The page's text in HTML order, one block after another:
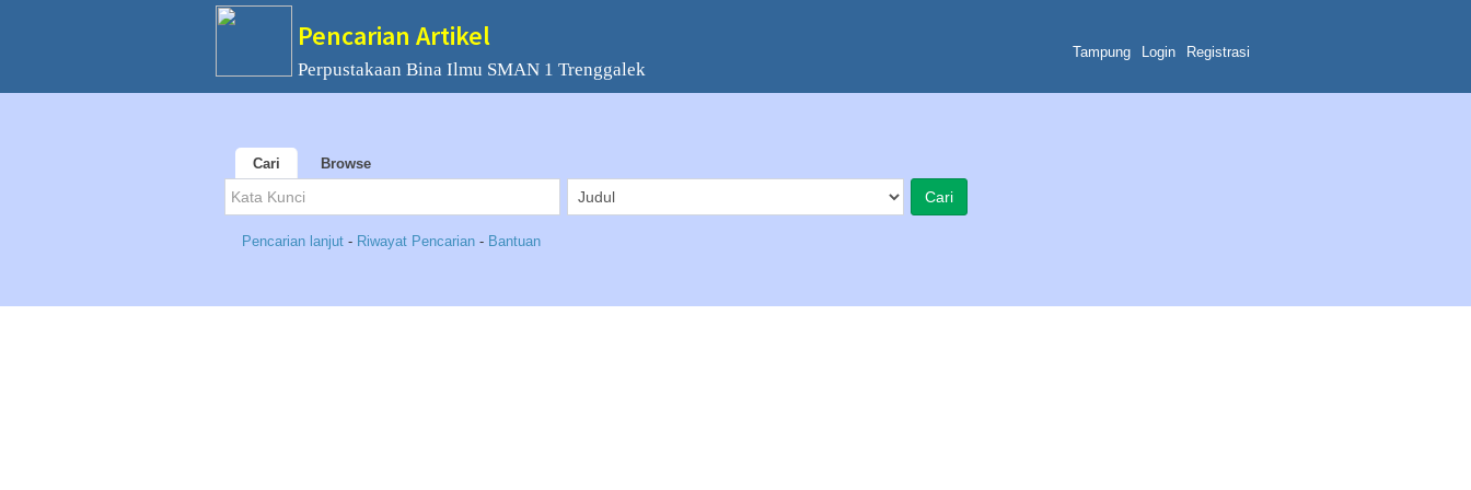
Pencarian Artikel
Perpustakaan Bina Ilmu SMAN 1 Trenggalek
Tampung Login Registrasi
Cari Browse
Pencarian lanjut - Riwayat Pencarian - Bantuan